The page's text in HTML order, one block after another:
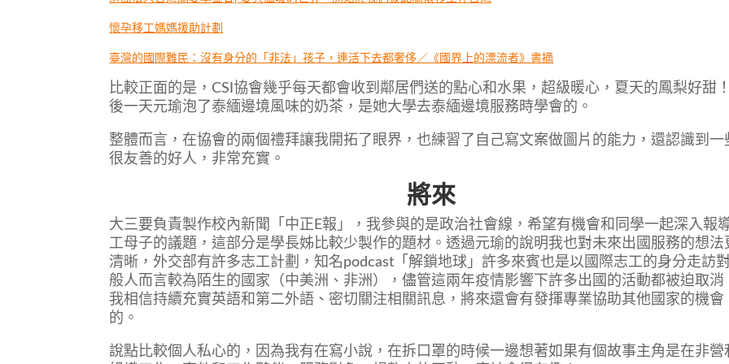
懷孕移工媽媽援助計劃
臺灣的國際難民：沒有身分的「非法」孩子，連活下去都奢侈／《國界上的漂流者》書摘
比較正面的是，CSI協會幾乎每天都會收到鄰居們送的點心和水果，超級暖心，夏天的鳳梨好甜
後一天元瑜泡了泰緬邊境風味的奶茶，是她大學去泰緬邊境服務時學會的。
整體而言，在協會的兩個禮拜讓我開拓了眼界，也練習了自己寫文案做圖片的能力，還認識到一
很友善的好人，非常充實。
將來
大三要負責製作校內新聞「中正E報」，我參與的是政治社會線，希望有機會和同學一起深入報
工母子的議題，這部分是學長姊比較少製作的題材。透過元瑜的說明我也對未來出國服務的想法
清晰，外交部有許多志工計劃，知名podcast「解鎖地球」許多來賓也是以國際志工的身分走訪
般人而言較為陌生的國家（中美洲、非洲），儘管這兩年疫情影響下許多出國的活動都被迫取消
我相信持續充實英語和第二外語、密切關注相關訊息，將來還會有發揮專業協助其他國家的機會
的。
說點比較個人私心的，因為我有在寫小說，在拆口罩的時候一邊想著如果有個故事主角是在非營